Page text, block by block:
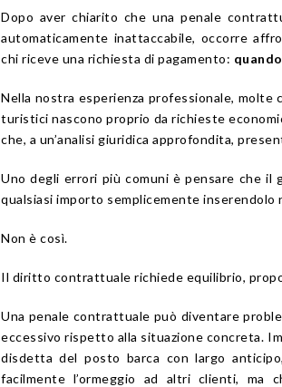
Dopo aver chiarito che una penale
automaticamente inattaccabile, occorre
chi riceve una richiesta di pagamento:
Nella nostra esperienza professionale,
turistici nascono proprio da richieste
che, a un’analisi giuridica approfondita,
Uno degli errori più comuni è pensare che
qualsiasi importo semplicemente
Non è così.
Il diritto contrattuale richiede equilibrio,
Una penale contrattuale può diventare
eccessivo rispetto alla situazione concreta.
disdetta del posto barca con largo
facilmente l’ormeggio ad altri clienti, ma